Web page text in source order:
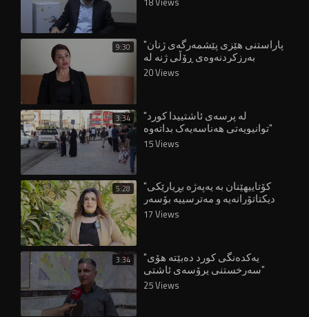
9:30 "پاراستنی هێزی پێشمەرگەی ژنان
بەرزکردنەوەی ڕۆڵی ژنە لە
دامەزراوە ئەمنییەکاندا" 20 Views
3:34 "لە پرسەی ئاشتییدا کورد
توانیویەتی هەناسەیەک بداتەوە"
15 Views
5:28 "کۆتاییهێنان بە یەپەژە بڕیارێکی
دیکتاتۆرانەیە و مەترسییە بۆسەر
17 Views
3:34 "یەکدەنگی کورد دەبێتە هۆی
سەرخستنی پرۆسەی ئاشتی"
25 Views